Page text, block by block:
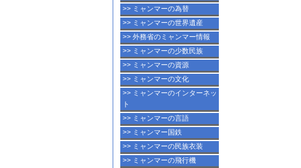
>> ミャンマーの為替
>> ミャンマーの世界遺産
>> 外務省のミャンマー情報
>> ミャンマーの少数民族
>> ミャンマーの資源
>> ミャンマーの文化
>> ミャンマーのインターネッ
ト
>> ミャンマーの言語
>> ミャンマー国鉄
>> ミャンマーの民族衣装
>> ミャンマーの飛行機